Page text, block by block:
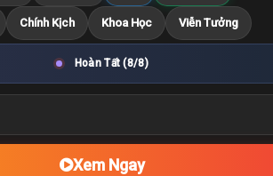
Chính Kịch Khoa Học Viễn Tưởng
Hoàn Tất (8/8)
Xem Ngay